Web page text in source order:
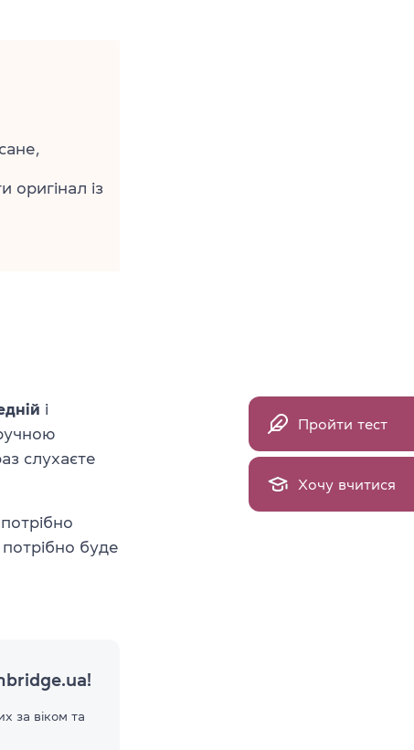
оригінал із
і
слухаєте
буде
за віком та
Пройти тест
Хочу вчитися